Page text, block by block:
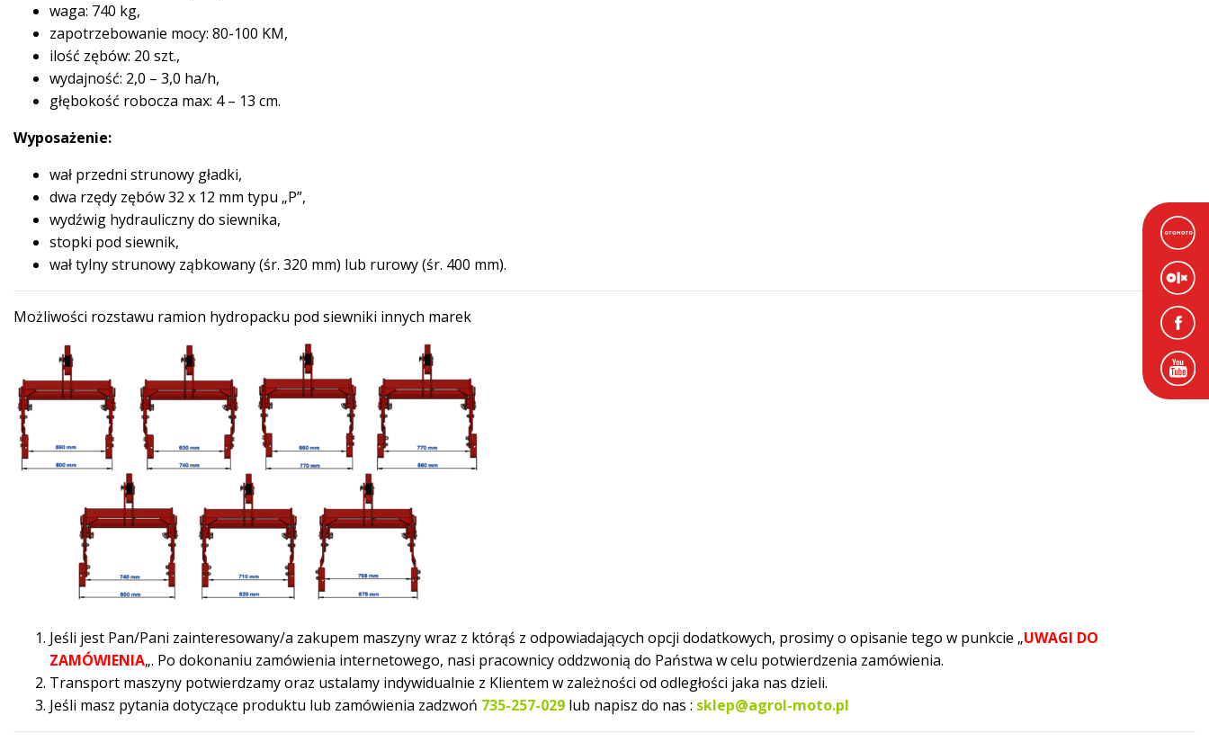
waga: 740 kg,
zapotrzebowanie mocy: 80-100 KM,
ilość zębów: 20 szt.,
wydajność: 2,0 – 3,0 ha/h,
głębokość robocza max: 4 – 13 cm.
Wyposażenie:
wał przedni strunowy gładki,
dwa rzędy zębów 32 x 12 mm typu „P”,
wydźwig hydrauliczny do siewnika,
stopki pod siewnik,
wał tylny strunowy ząbkowany (śr. 320 mm) lub rurowy (śr. 400 mm).
Możliwości rozstawu ramion hydropacku pod siewniki innych marek
Jeśli jest Pan/Pani zainteresowany/a zakupem maszyny wraz z którąś z odpowiadających opcji dodatkowych, prosimy o opisanie tego w punkcie „UWAGI DO
ZAMÓWIENIA„. Po dokonaniu zamówienia internetowego, nasi pracownicy oddzwonią do Państwa w celu potwierdzenia zamówienia.
Transport maszyny potwierdzamy oraz ustalamy indywidualnie z Klientem w zależności od odległości jaka nas dzieli.
Jeśli masz pytania dotyczące produktu lub zamówienia zadzwoń 735-257-029 lub napisz do nas : sklep@agrol-moto.pl